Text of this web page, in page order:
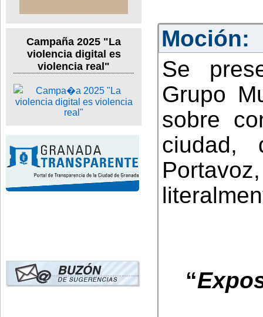
Campaña 2025 "La
violencia digital es
violencia real"
Moción:
Se
Grupo
sobre
ciudad,
“